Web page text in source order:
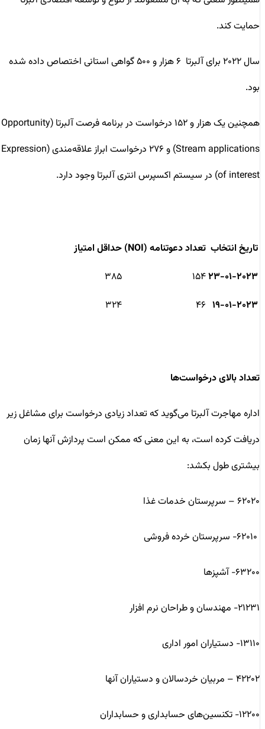
حمایت کند.
سال ۲۰۲۲ برای آلبرتا ۶ هزار و ۵۰۰ گواهی استانی اختصاص داده شده
بود.
همچنین یک هزار و ۱۵۲ درخواست در برنامه فرصت آلبرتا (Opportunity
Stream applications) و ۲۷۶ درخواست ابراز علاقه‌مندی (Expression
of interest) در سیستم اکسپرس انتری آلبرتا وجود دارد.
تاریخ انتخاب تعداد دعوتنامه (NOI)
حداقل امتیاز
۲۳-۰۱-۲۰۲۳ ۱۵۴
۳۸۵
۱۹-۰۱-۲۰۲۳
۴۶ ۳۲۴
تعداد بالای درخواست‌ها
اداره مهاجرت آلبرتا می‌گوید که تعداد زیادی درخواست برای مشاغل زیر
دریافت کرده است، به این معنی که ممکن است پردازش آنها زمان
بیشتری طول بکشد:
۶۲۰۲۰ – سرپرستان خدمات غذا
۶۳۲۰۰- آشپزها
۲۱۲۳۱- مهندسان و طراحان نرم افزار
۱۳۱۱۰- دستیاران امور اداری
۴۲۲۰۲ – مربیان خردسالان و دستیاران آنها
۱۲۲۰۰- تکنسین‌های حسابداری و حسابداران